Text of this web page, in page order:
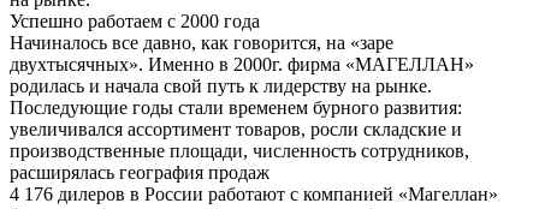
Успешно работаем с 2000 года
Начиналось все давно, как говорится, на «заре
двухтысячных». Именно в 2000г. фирма «МАГЕЛЛАН»
родилась и начала свой путь к лидерству на рынке.
Последующие годы стали временем бурного развития:
увеличивался ассортимент товаров, росли складские и
производственные площади, численность сотрудников,
расширялась география продаж
4 176 дилеров в России работают с компанией «Магеллан»